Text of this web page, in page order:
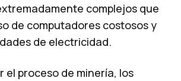
complejos que
de computadores costosos y
de electricidad.
el proceso de minería, los